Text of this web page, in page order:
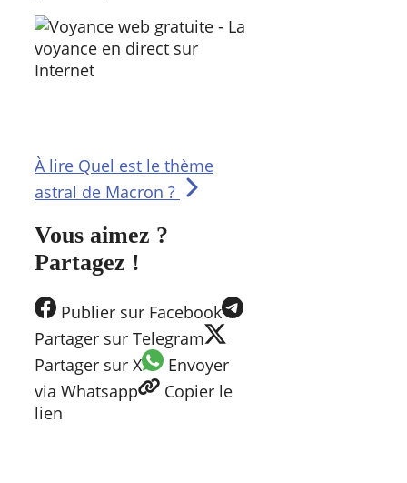
À lire Quel est le thème
astral de Macron ?
Vous aimez ?
Partagez !
Publier sur Facebook
Partager sur Telegram
Partager sur X
Envoyer
via Whatsapp
Copier le
lien